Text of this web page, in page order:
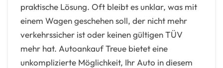
praktische Lösung. Oft bleibt es unklar, was mit
einem Wagen geschehen soll, der nicht mehr
verkehrssicher ist oder keinen gültigen TÜV
mehr hat. Autoankauf Treue bietet eine
unkomplizierte Möglichkeit, Ihr Auto in diesem